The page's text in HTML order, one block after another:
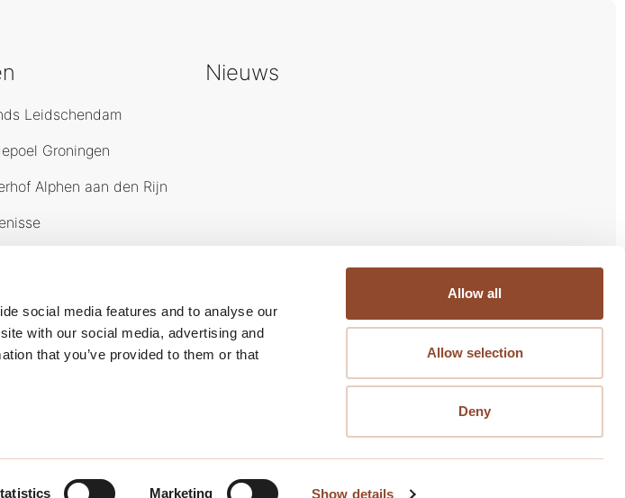
social media features and to analyse our
with our social media, advertising and
that you’ve provided to them or that
Marketing Show details
Allow all
Allow selection
Deny
Leidschendam
Groningen
Alphen aan den Rijn
Nieuws
Nijverheidsstraat 120
2288 BB Rijswijk
Volg ons